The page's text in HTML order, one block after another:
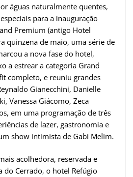
águas naturalmente quentes,
para a inauguração
Premium (antigo Hotel
quinzena de maio, uma série de
a nova fase do hotel,
a estrear a categoria Grand
completo, e reuniu grandes
Gianecchini, Danielle
Vanessa Giácomo, Zeca
em uma programação de três
de lazer, gastronomia e
show intimista de Gabi Melim.
acolhedora, reservada e
do Cerrado, o hotel Refúgio